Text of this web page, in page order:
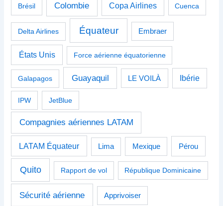
Brésil Colombie Copa Airlines Cuenca
Delta Airlines Équateur Embraer
États Unis Force aérienne équatorienne
Galapagos Guayaquil LE VOILÀ Ibérie
IPW JetBlue
Compagnies aériennes LATAM
LATAM Équateur Lima Mexique Pérou
Quito Rapport de vol République Dominicaine
Sécurité aérienne Apprivoiser